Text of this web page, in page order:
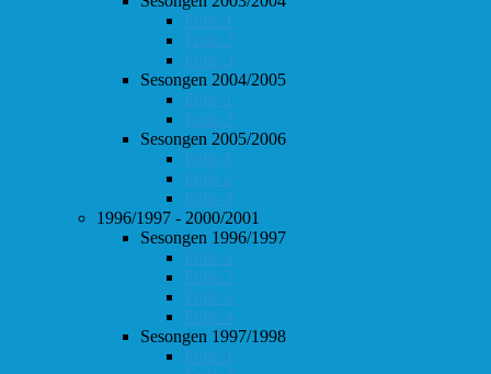
Follo 1
Follo 2
Follo 3
Sesongen 2004/2005
Follo 1
Follo 2
Sesongen 2005/2006
Follo 1
Follo 2
Follo 3
1996/1997 - 2000/2001
Sesongen 1996/1997
Follo 1
Follo 2
Follo 3
Follo 4
Sesongen 1997/1998
Follo 1